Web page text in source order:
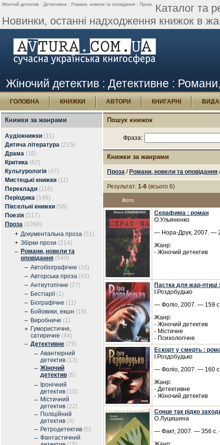
Жіночий детектив : Детективне : Романи, новели та оповідання : Проза. Каталог та
Новинки, останні надходження книжок в
Жіночий детектив : Детективне :
ГОЛОВНА КНИЖКИ АВТОРИ КНИГАРНІ
Книжки за жанрами
Аудіокнижки (11)
Дитяча література (215)
Драма (18)
Критика (62)
Культурологія (47)
Мистецькі книжки (11)
Переклади (116)
Періодика (149)
Піксельні книжки (56)
Поезія (517)
Проза (1098)
+ Документальна проза (51)
+ Збірки прози (214)
– Романи, новели та
оповідання (840)
– Автобіографічне (16)
– Авторська проза (43)
– Антиутопічне (27)
– Бестіарії (1)
– Біографічне (11)
– Бойовики, екшн (19)
– Виробниче (1)
+ Гумористичне,
сатиричне (44)
– Детективне (79)
– Авантюрний
детектив (13)
– Жіночий
детектив (6)
– Іронічний
детектив (10)
– Містичний
детектив (22)
– Поліційний
детектив (4)
– Ретродетектив (5)
– Фантастичний
Пошук книжок
Фраза:
Книжки за жанрами
Проза / Романи, новели та оповідання
Результат: 1-6 (всього 6)
Фото
Серафима : роман
О.Ульяненко
— Нора-Друк, 2007. —
Жанр:
- Жіночий детектив
Пастка для жар-птиці
І.Роздобудько
— Фоліо, 2007. — 159
Жанр:
- Жіночий детектив
- Містичне
- Психологічне
Ескорт у смерть :
І.Роздобудько
— Фоліо, 2007. — 160
Жанр:
- Детективне
- Жіночий детектив
Сонце так рідко
О.Луцишина
— Факт, 2007. — 356 с.